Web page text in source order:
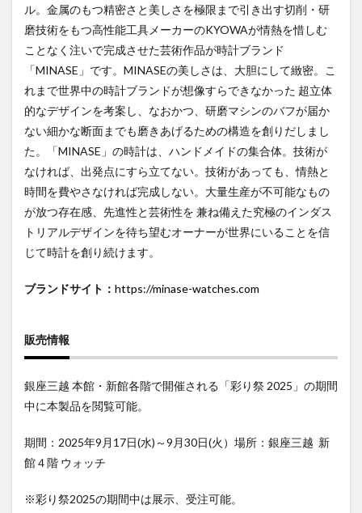
ル。金属のもつ精密さと美しさを極限まで引き出す切削・研
磨技術をもつ高性能工具メーカーのKYOWAが情熱を惜しむ
ことなく注いで完成させた芸術作品が時計ブランド
「MINASE」です。MINASEの美しさは、大胆にして緻密。こ
れまで世界中の時計ブランドが想像すらできなかった 超立体
的なデザインを考案し、なおかつ、研磨マシンのバフが届か
ない細かな断面までも磨きあげるための構造を創りだしまし
た。「MINASE」の時計は、ハンドメイドの集合体。技術が
なければ、出発点にすら立てない。技術があっても、情熱と
時間を費やさなければ完成しない。大量生産が不可能なもの
が放つ存在感、先進性と芸術性を 兼ね備えた究極のインダス
トリアルデザインを待ち望むオーナーが世界にいることを信
じて時計を創り続けます。
ブランドサイト： https://minase-watches.com
販売情報
銀座三越 本館・新館各階で開催される「彩り祭 2025」の期間
中に本製品を閲覧可能。
期間：2025年9月17日(水)～9月30日(火）場所：銀座三越 新
館４階 ウォッチ
※彩り祭2025の期間中は展示、受注可能。